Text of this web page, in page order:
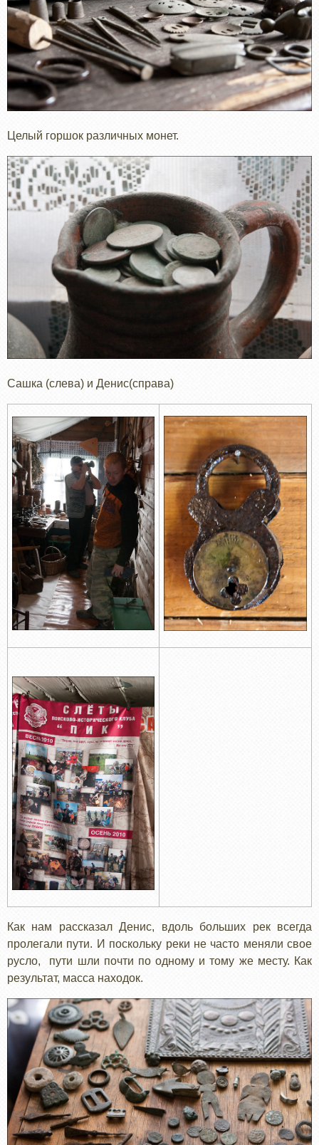
Целый горшок различных монет.
Сашка (слева) и Денис(справа)
Как нам рассказал Денис, вдоль больших рек всегда
пролегали пути. И поскольку реки не часто меняли свое
русло, пути шли почти по одному и тому же месту. Как
результат, масса находок.